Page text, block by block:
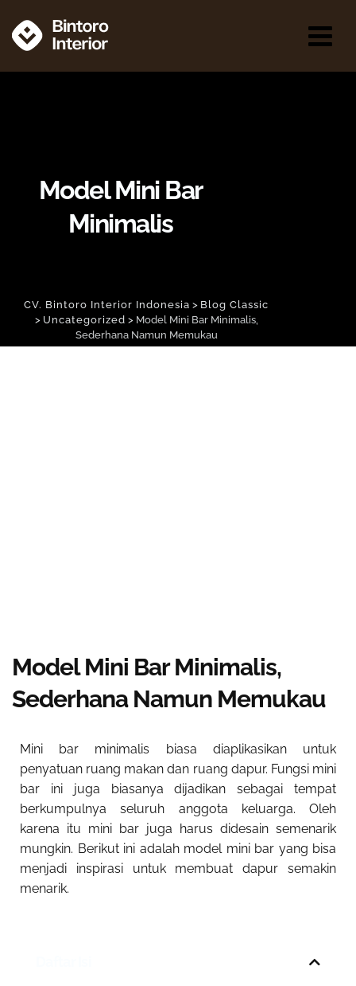
Model Mini Bar
Minimalis
CV. Bintoro Interior Indonesia > Blog Classic
> Uncategorized > Model Mini Bar Minimalis,
Sederhana Namun Memukau
Model Mini Bar Minimalis,
Sederhana Namun Memukau
Mini bar minimalis biasa diaplikasikan untuk
penyatuan ruang makan dan ruang dapur. Fungsi mini
bar ini juga biasanya dijadikan sebagai tempat
berkumpulnya seluruh anggota keluarga. Oleh
karena itu mini bar juga harus didesain semenarik
mungkin. Berikut ini adalah model mini bar yang bisa
menjadi inspirasi untuk membuat dapur semakin
menarik.